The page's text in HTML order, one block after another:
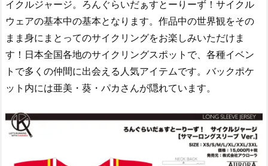
イクルジャージ。ろんぐらいだぁすとーりーず！サイクル
ウェアの基本中の基本となります。作品中の世界観をその
まま身にまとってのサイクリングをお楽しみいただけま
す！日本全国各地のサイクリングスポットで、各種イベン
トで多くの仲間に出会える人気アイテムです。バックポケ
ット内には亜美・葵・パカさんが隠れています。